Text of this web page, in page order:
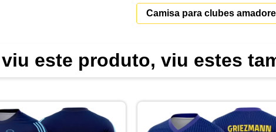
Camisa para clubes
este produto, viu estes